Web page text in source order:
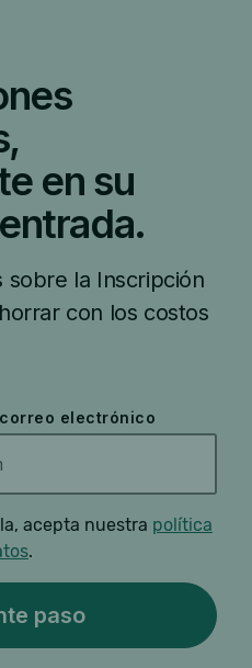
en su
sobre la Inscripción
con los costos
electrónico
acepta nuestra política
.